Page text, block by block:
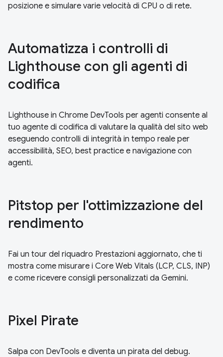
posizione e simulare varie velocità di CPU o di rete.
Automatizza i controlli di
Lighthouse con gli agenti di
codifica
Lighthouse in Chrome DevTools per agenti consente al
tuo agente di codifica di valutare la qualità del sito web
eseguendo controlli di integrità in tempo reale per
accessibilità, SEO, best practice e navigazione con
agenti.
Pitstop per l'ottimizzazione del
rendimento
Fai un tour del riquadro Prestazioni aggiornato, che ti
mostra come misurare i Core Web Vitals (LCP, CLS, INP)
e come ricevere consigli personalizzati da Gemini.
Pixel Pirate
Salpa con DevTools e diventa un pirata del debug.